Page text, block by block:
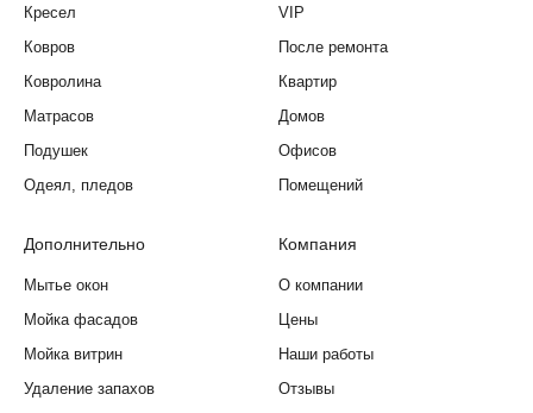
Кресел
Ковров
Ковролина
Матрасов
Подушек
Одеял, пледов
VIP
После ремонта
Квартир
Домов
Офисов
Помещений
Дополнительно
Мытье окон
Мойка фасадов
Мойка витрин
Удаление запахов
Компания
О компании
Цены
Наши работы
Отзывы